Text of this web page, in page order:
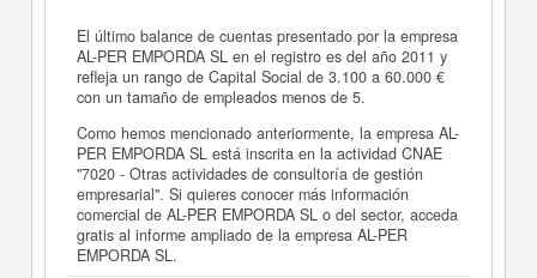
El último balance de cuentas presentado por la empresa
AL-PER EMPORDA SL en el registro es del año 2011 y
refleja un rango de Capital Social de 3.100 a 60.000 €
con un tamaño de empleados menos de 5.
Como hemos mencionado anteriormente, la empresa AL-
PER EMPORDA SL está inscrita en la actividad CNAE
"7020 - Otras actividades de consultoría de gestión
empresarial". Si quieres conocer más información
comercial de AL-PER EMPORDA SL o del sector, acceda
gratis al informe ampliado de la empresa AL-PER
EMPORDA SL.